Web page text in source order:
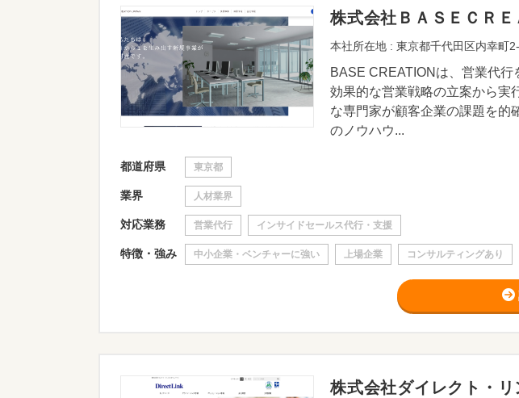
株式会社ＢＡＳＥＣＲ
本社所在地 : 東京都千代田区内幸
BASE CREATIONは、営業代
効果的な営業戦略の立案から実
な専門家が顧客企業の課題を的
のノウハウ...
都道府県 東京都
業界 人材業界
対応業務 営業代行 インサイドセールス代行・支援
特徴・強み 中小企業・ベンチャーに強い 上場企業 コンサルティングあり
株式会社ダイレクト・リ